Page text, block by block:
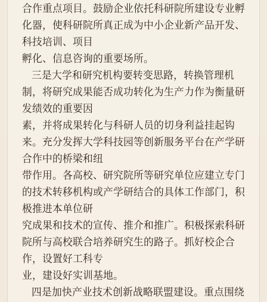
合作重点项目。鼓励企业依托科研院所建设专业孵
化器，使科研院所真正成为中小企业新产品开发、
科技培训、项目
孵化、信息咨询的重要场所。
制，将研究成果能否成功转化为生产力作为衡量研
发绩效的重要因
素，并将成果转化与科研人员的切身利益挂起钩
来。充分发挥大学科技园等创新服务平台在产学研
合作中的桥梁和纽
带作用。各高校、研究院所等研究单位应建立专门
的技术转移机构或产学研结合的具体工作部门，积
极推进本单位研
究成果和技术的宣传、推介和推广。积极探索科研
院所与高校联合培养研究生的路子。抓好校企合
作，设置好工科专
业，建设好实训基地。